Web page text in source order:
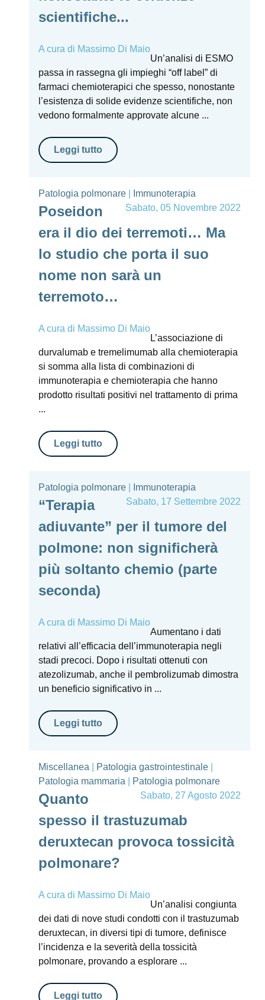
scientifiche...
A cura di Massimo Di Maio
Un’analisi di ESMO
passa in rassegna gli impieghi “off label” di
farmaci chemioterapici che spesso, nonostante
l’esistenza di solide evidenze scientifiche, non
vedono formalmente approvate alcune ...
Leggi tutto
Patologia polmonare
Immunoterapia
Sabato, 05 Novembre 2022
Poseidon
era il dio dei terremoti… Ma
lo studio che porta il suo
nome non sarà un
terremoto…
A cura di Massimo Di Maio
L’associazione di
durvalumab e tremelimumab alla chemioterapia
si somma alla lista di combinazioni di
immunoterapia e chemioterapia che hanno
prodotto risultati positivi nel trattamento di prima
...
Leggi tutto
Patologia polmonare
Immunoterapia
Sabato, 17 Settembre 2022
“Terapia
adiuvante” per il tumore del
polmone: non significherà
più soltanto chemio (parte
seconda)
A cura di Massimo Di Maio
Aumentano i dati
relativi all’efficacia dell’immunoterapia negli
stadi precoci. Dopo i risultati ottenuti con
atezolizumab, anche il pembrolizumab dimostra
un beneficio significativo in ...
Leggi tutto
Miscellanea Patologia gastrointestinale
Patologia mammaria
Patologia polmonare
Sabato, 27 Agosto 2022
Quanto
spesso il trastuzumab
deruxtecan provoca tossicità
polmonare?
A cura di Massimo Di Maio
Un’analisi congiunta
dei dati di nove studi condotti con il trastuzumab
deruxtecan, in diversi tipi di tumore, definisce
l’incidenza e la severità della tossicità
polmonare, provando a esplorare ...
Leggi tutto